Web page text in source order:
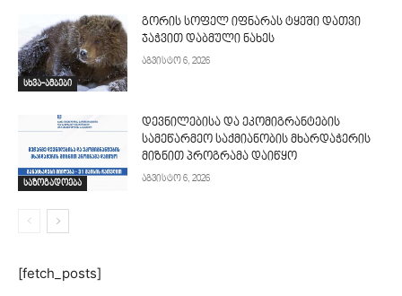
სხვა-ამბები
გორის სოფელ იფნარას ტყეში დათვი
ჯაჭვით დაბმული ნახეს
აგვისტო 6, 2026
საზოგადოება
დევნილებისა და ეკომიგრანტების
სამეწარმეო საქმიანობის მხარდაჭერის
მიზნით პროგრამა დაიწყო
აგვისტო 6, 2026
[fetch_posts]